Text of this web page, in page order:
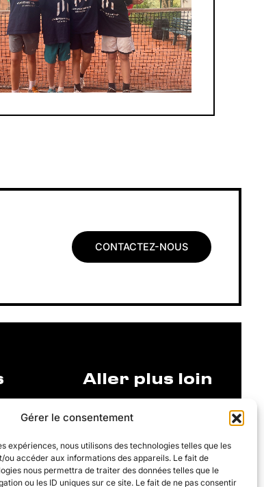
Gérer le consentement
expériences, nous utilisons des technologies telles que les
accéder aux informations des appareils. Le fait de
nous permettra de traiter des données telles que le
ou les ID uniques sur ce site. Le fait de ne pas consentir
CONTACTEZ-NOUS
Aller plus loin
Justine Henin
Justine Henin Academy
Justine Henin Foundation